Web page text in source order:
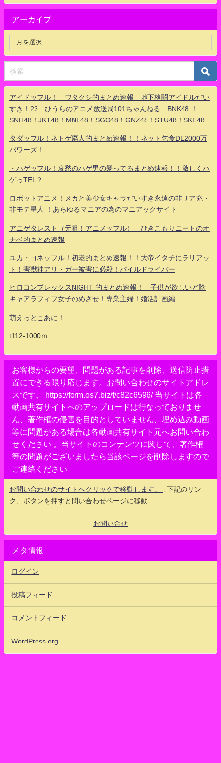
アーカイブ
アイドッフル！ ワタクシ的まとめ速報 地下格闘アイドルだい
すき！23 ひうらのアニメ放送局101ちゃんねる BNK48 ！
SNH48！JKT48！MNL48！SGO48！GNZ48！STU48！SKE48
タダッフル！ネトゲ廃人的まとめ速報！！ネット乞食DE2000万
パワーズ！
・ハゲッフル！哀愁のハゲ男の髪ってるまとめ速報！！激しくハ
ゲっTEL？
ロボットアニメ！メカと美少女キャラだいすき永遠の非リア充・
非モテ星人 ！あらゆるマニアの為のマニアックサイト
アニゲタレスト（元祖！アニメッフル） ひきこもりニートのオ
ナベ的まとめ速報
ユカ・ヨネッフル！初老的まとめ速報！！大帝イタチにラリアッ
ト！害獣神アリ・ガー被害に必殺！パイルドライバー
ヒロコンプレックスNIGHT 的まとめ速報！！子供が欲しいど陰
キャアラフィフ女子のめざせ！専業主婦！婚活計画編
萌えっとこあに！
t112-1000ｍ
お客様からの要望、問題がある記事を削除、送信防止措
置にできる限り応じます。お問い合わせのサイトアドレ
スです。 https://form.os7.biz/f/c82c6596/ 当サイトは各
動画共有サイトへのアップロードは行なっておりませ
ん、著作権の侵害を目的としていません、埋め込み動画
等に問題がある場合は各動画共有サイト元へお問い合わ
せください 。当サイトのコンテンツに関して、著作権
等の問題がございましたら当該ページを削除しますので
ご連絡ください
お問い合わせのサイトへクリックで移動します。
↓下記のリン
ク、ボタンを押すと問い合わせページに移動
お問い合せ
メタ情報
ログイン
投稿フィード
コメントフィード
WordPress.org